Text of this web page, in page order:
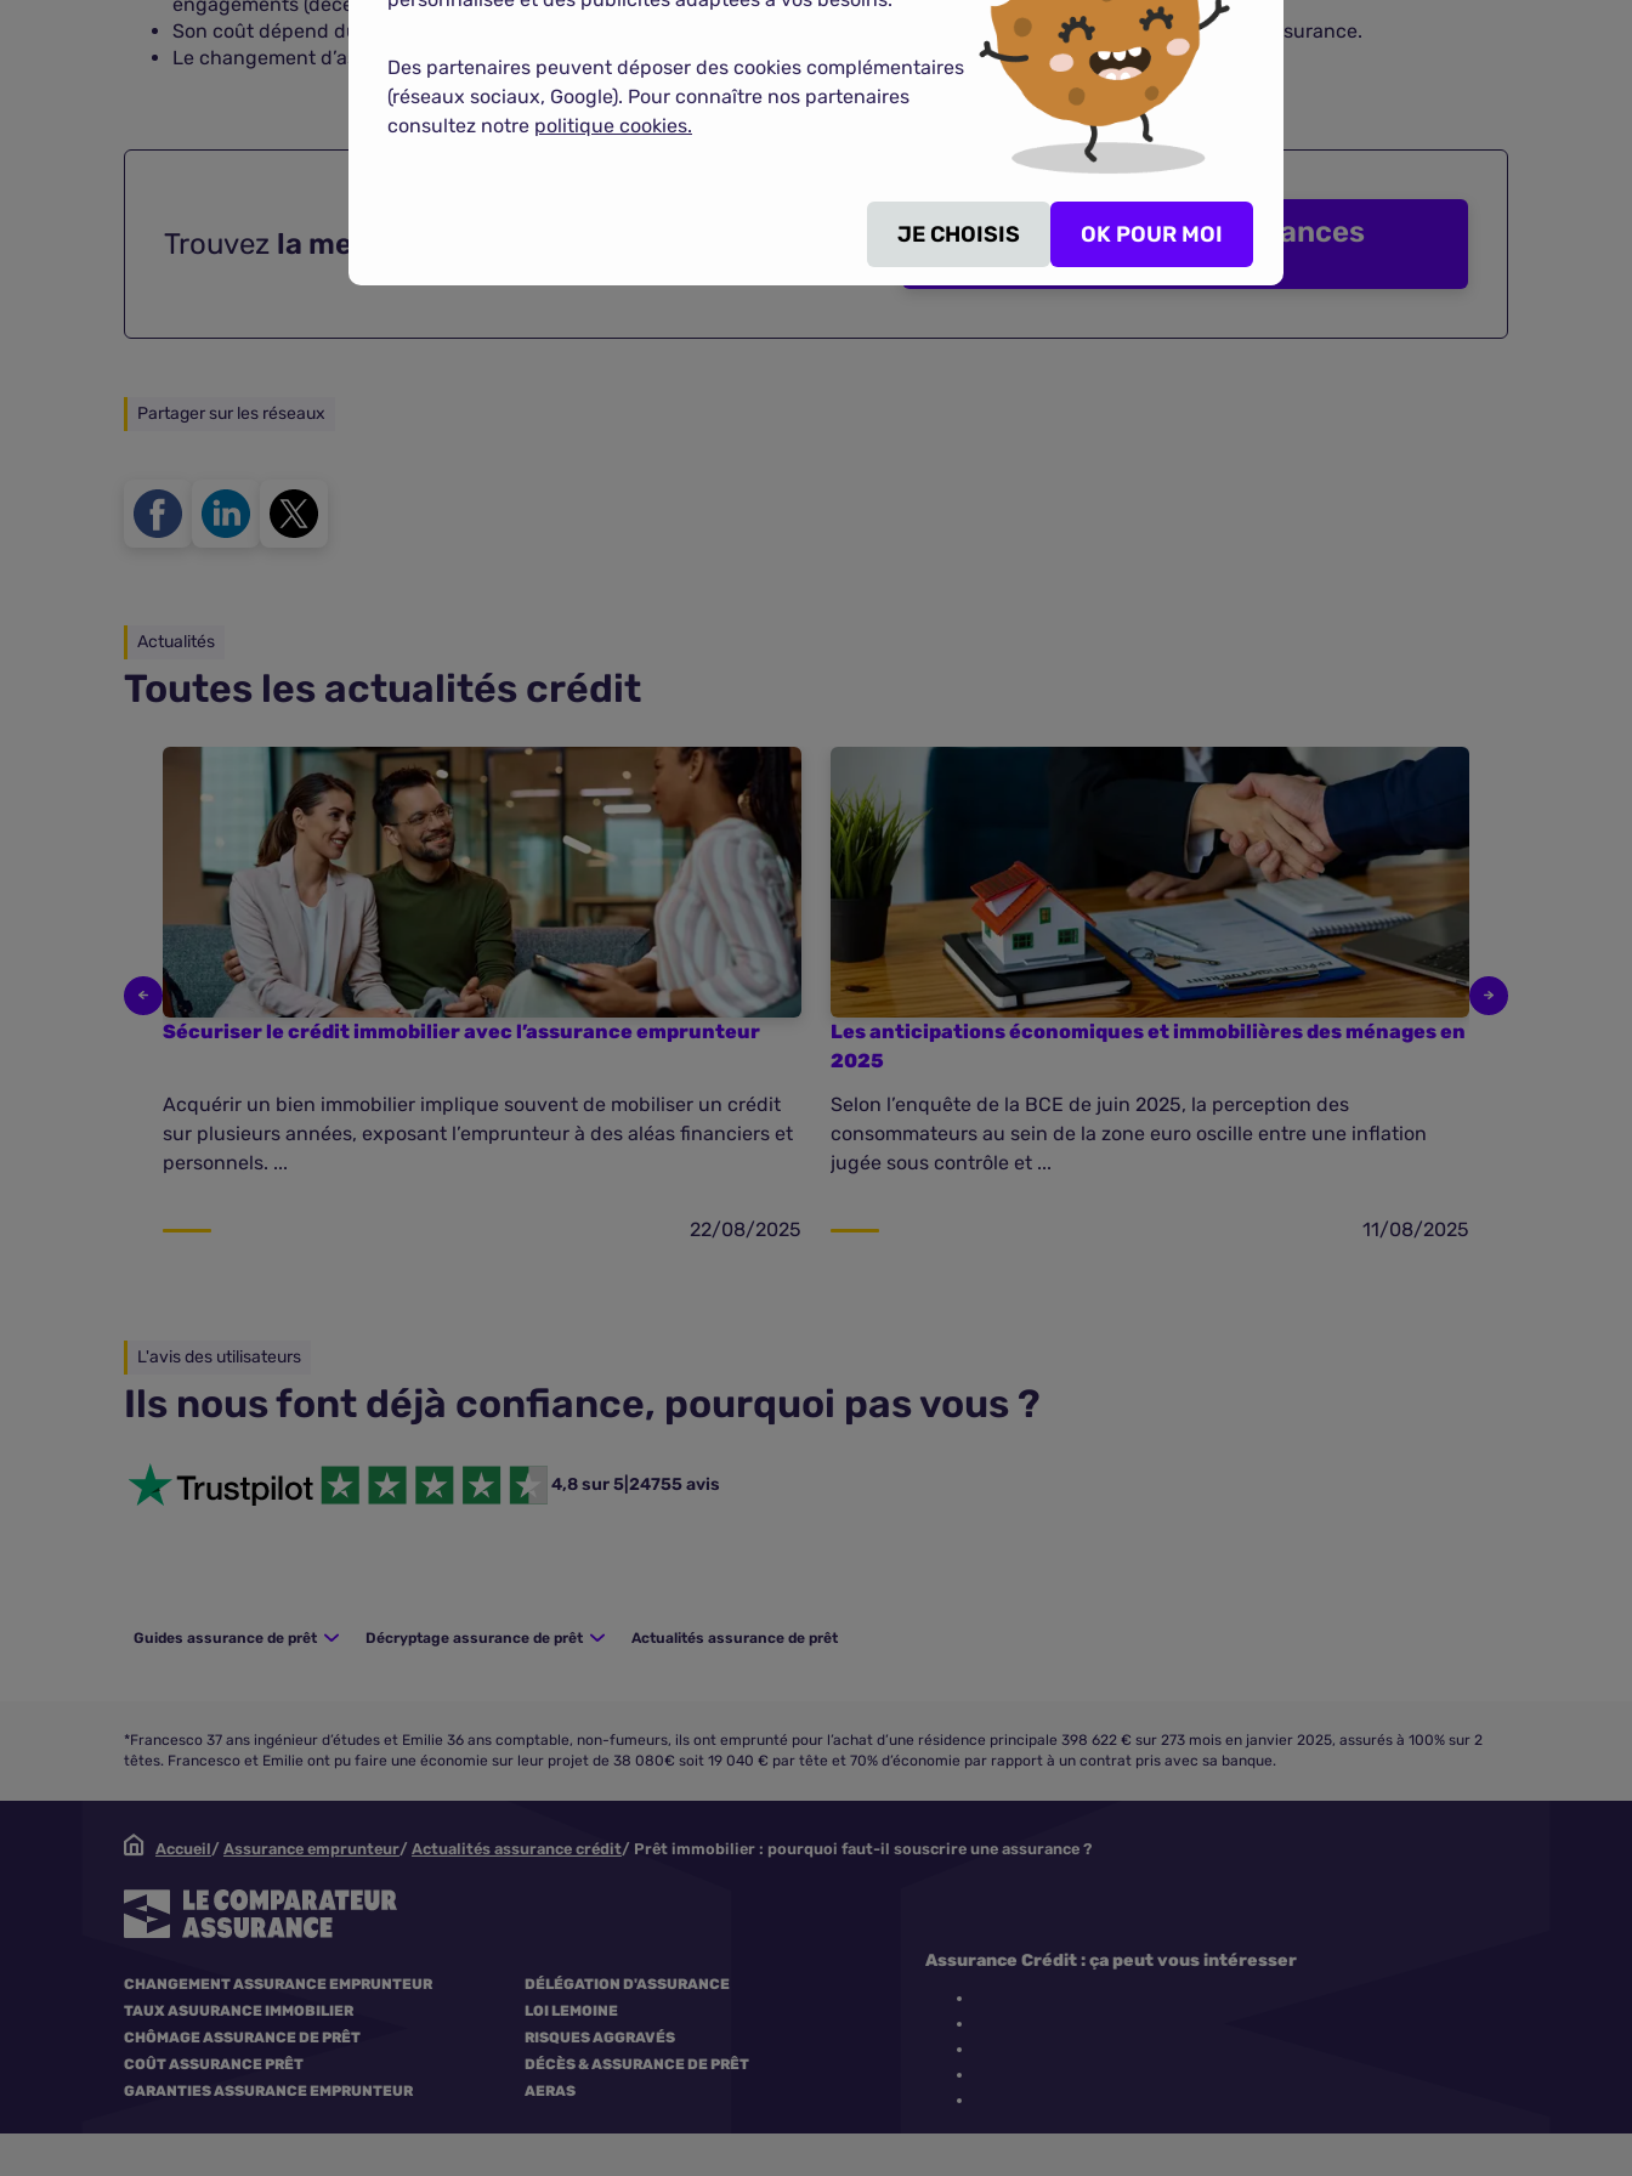
Son coût dépend du profil de l’emprunteur, mais il est possible de réaliser des économies en optant pour la délégation d’assurance.
Le changement d’assurance de prêt immobilier peut se faire à tout moment.
Trouvez la meilleure assurance emprunteur Comparer les assurances
emprunteur
Partager sur les réseaux
Actualités
Toutes les actualités crédit
Sécuriser le crédit immobilier avec l’assurance emprunteur
Acquérir un bien immobilier implique souvent de mobiliser un crédit
sur plusieurs années, exposant l’emprunteur à des aléas financiers et
personnels. ...
22/08/2025
Les anticipations économiques et immobilières des ménages en
2025
Selon l’enquête de la BCE de juin 2025, la perception des
consommateurs au sein de la zone euro oscille entre une inflation
jugée sous contrôle et ...
11/08/2025
L'avis des utilisateurs
Ils nous font déjà confiance, pourquoi pas vous ?
4,8 sur 5 24755 avis
Comparer les assurances emprunteur
Guides assurance de prêt Décryptage assurance de prêt Actualités assurance de prêt
*Francesco 37 ans ingénieur d’études et Emilie 36 ans comptable, non-fumeurs, ils ont emprunté pour l’achat d’une résidence principale 398 622 € sur 273 mois en janvier 2025, assurés à 100% sur 2
têtes. Francesco et Emilie ont pu faire une économie sur leur projet de 38 080€ soit 19 040 € par tête et 70% d’économie par rapport à un contrat pris avec sa banque.
Accueil Assurance emprunteur Actualités assurance crédit Prêt immobilier : pourquoi faut-il souscrire une assurance ?
CHANGEMENT ASSURANCE EMPRUNTEUR
TAUX ASUURANCE IMMOBILIER
CHÔMAGE ASSURANCE DE PRÊT
COÛT ASSURANCE PRÊT
GARANTIES ASSURANCE EMPRUNTEUR
DÉLÉGATION D'ASSURANCE
LOI LEMOINE
RISQUES AGGRAVÉS
DÉCÈS & ASSURANCE DE PRÊT
AERAS
Assurance Crédit : ça peut vous intéresser
Des partenaires peuvent déposer des cookies complémentaires
(réseaux sociaux, Google). Pour connaître nos partenaires
consultez notre politique cookies.
JE CHOISIS OK POUR MOI